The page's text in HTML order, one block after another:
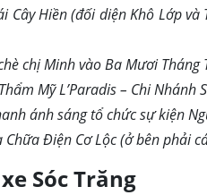
Cây Hiền (đối diện Khô Lớp
chị Minh vào Ba Mươi Tháng
Mỹ L’Paradis – Chi Nhánh
ánh sáng tổ chức sự kiện
Chữa Điện Cơ Lộc (ở bên phải
Sóc Trăng